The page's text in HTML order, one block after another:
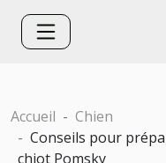
Accueil
Chien
Conseils pour
chiot Pomsky